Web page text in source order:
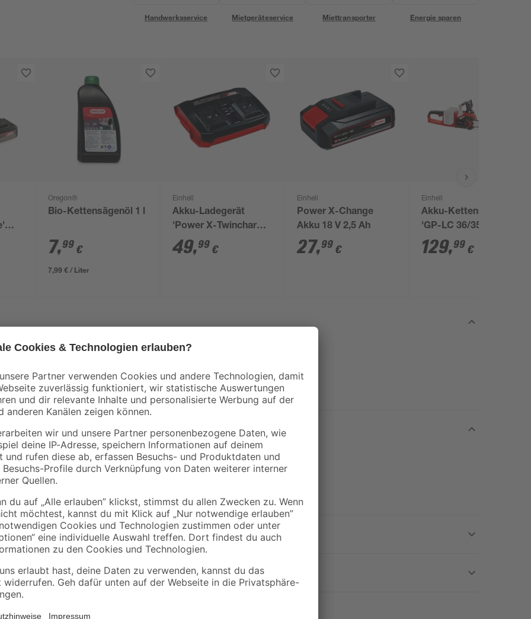
Handwerksservice Mietgeräteservice Miettransporter Energie sparen
Oregon®
Bio-Kettensägenöl 1 l
7,99 €
7,99 € / Liter
Einhell
Akku-Ladegerät
'Power X-Twincharger
3 A' 18 V
49,99 €
Einhell
Power X-Change
Akku 18 V 2,5 Ah
27,99 €
Einhell
Akku-Kettensäge
'GP-LC 36/35 Li-Solo'
ohne Akku 36 V 35 cm
129,99 €
Astbügel